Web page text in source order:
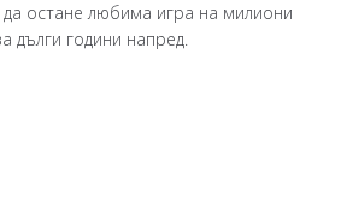
да остане любима игра на милиони
дълги години напред.